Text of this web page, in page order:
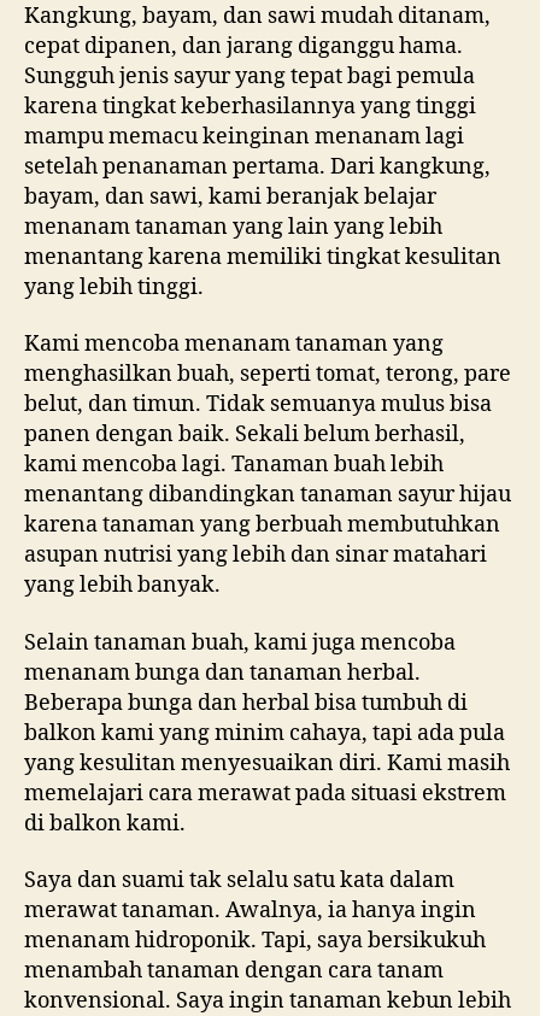
Kangkung, bayam, dan sawi mudah ditanam,
cepat dipanen, dan jarang diganggu hama.
Sungguh jenis sayur yang tepat bagi pemula
karena tingkat keberhasilannya yang tinggi
mampu memacu keinginan menanam lagi
setelah penanaman pertama. Dari kangkung,
bayam, dan sawi, kami beranjak belajar
menanam tanaman yang lain yang lebih
menantang karena memiliki tingkat kesulitan
yang lebih tinggi.
Kami mencoba menanam tanaman yang
menghasilkan buah, seperti tomat, terong, pare
belut, dan timun. Tidak semuanya mulus bisa
panen dengan baik. Sekali belum berhasil,
kami mencoba lagi. Tanaman buah lebih
menantang dibandingkan tanaman sayur hijau
karena tanaman yang berbuah membutuhkan
asupan nutrisi yang lebih dan sinar matahari
yang lebih banyak.
Selain tanaman buah, kami juga mencoba
menanam bunga dan tanaman herbal.
Beberapa bunga dan herbal bisa tumbuh di
balkon kami yang minim cahaya, tapi ada pula
yang kesulitan menyesuaikan diri. Kami masih
memelajari cara merawat pada situasi ekstrem
di balkon kami.
Saya dan suami tak selalu satu kata dalam
merawat tanaman. Awalnya, ia hanya ingin
menanam hidroponik. Tapi, saya bersikukuh
menambah tanaman dengan cara tanam
konvensional. Saya ingin tanaman kebun lebih